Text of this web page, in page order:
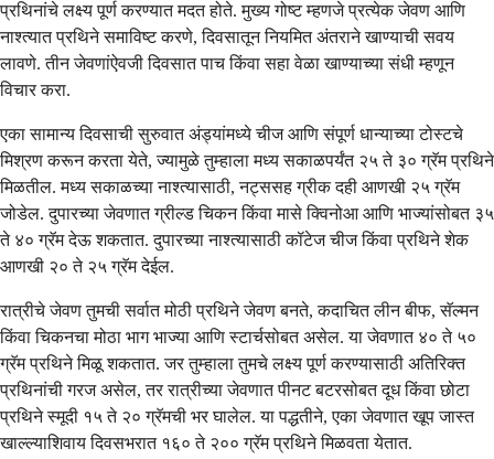
प्रथिनांचे लक्ष्य पूर्ण करण्यात मदत होते. मुख्य गोष्ट म्हणजे प्रत्येक जेवण आणि
नाश्त्यात प्रथिने समाविष्ट करणे, दिवसातून नियमित अंतराने खाण्याची सवय
लावणे. तीन जेवणांऐवजी दिवसात पाच किंवा सहा वेळा खाण्याच्या संधी म्हणून
विचार करा.
एका सामान्य दिवसाची सुरुवात अंड्यांमध्ये चीज आणि संपूर्ण धान्याच्या टोस्टचे
मिश्रण करून करता येते, ज्यामुळे तुम्हाला मध्य सकाळपर्यंत २५ ते ३० ग्रॅम प्रथिने
मिळतील. मध्य सकाळच्या नाश्त्यासाठी, नट्ससह ग्रीक दही आणखी २५ ग्रॅम
जोडेल. दुपारच्या जेवणात ग्रील्ड चिकन किंवा मासे क्विनोआ आणि भाज्यांसोबत ३५
ते ४० ग्रॅम देऊ शकतात. दुपारच्या नाश्त्यासाठी कॉटेज चीज किंवा प्रथिने शेक
आणखी २० ते २५ ग्रॅम देईल.
रात्रीचे जेवण तुमची सर्वात मोठी प्रथिने जेवण बनते, कदाचित लीन बीफ, सॅल्मन
किंवा चिकनचा मोठा भाग भाज्या आणि स्टार्चसोबत असेल. या जेवणात ४० ते ५०
ग्रॅम प्रथिने मिळू शकतात. जर तुम्हाला तुमचे लक्ष्य पूर्ण करण्यासाठी अतिरिक्त
प्रथिनांची गरज असेल, तर रात्रीच्या जेवणात पीनट बटरसोबत दूध किंवा छोटा
प्रथिने स्मूदी १५ ते २० ग्रॅमची भर घालेल. या पद्धतीने, एका जेवणात खूप जास्त
खाल्ल्याशिवाय दिवसभरात १६० ते २०० ग्रॅम प्रथिने मिळवता येतात.